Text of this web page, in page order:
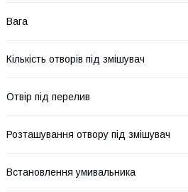
Вага
Кількість отворів під змішувач
Отвір під перелив
Розташування отвору під змішувач
Встановлення умивальника